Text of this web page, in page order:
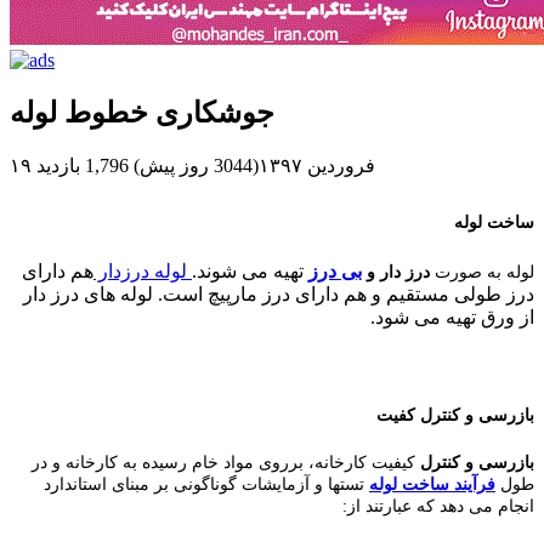
جوشکاری خطوط لوله
۱۹ فروردین ۱۳۹۷(3044 روز پیش) 1,796 بازدید
ساخت لوله
لوله به صورت درز دار و بی درز تهیه می شوند. لوله درزدار هم دارای
درز طولی مستقیم و هم دارای درز مارپیچ است. لوله های درز دار
از ورق تهیه می شود.
بازرسی و کنترل کفیت
بازرسی و کنترل کیفیت کارخانه، برروی مواد خام رسیده به کارخانه و در
طول فرآیند ساخت لوله تستها و آزمایشات گوناگونی بر مبنای استاندارد
انجام می دهد که عبارتند از: